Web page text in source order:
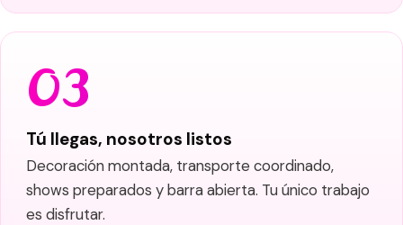
Tú llegas, nosotros listos
Decoración montada, transporte coordinado,
shows preparados y barra abierta. Tu único trabajo
es disfrutar.